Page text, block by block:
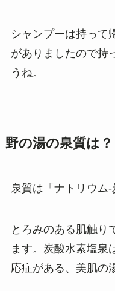
シャンプーは持って
がありましたので持
うね。
野の湯の泉質は？
泉質は「ナトリウム‐
とろみのある肌触り
ます。炭酸水素塩泉
応症がある、美肌の